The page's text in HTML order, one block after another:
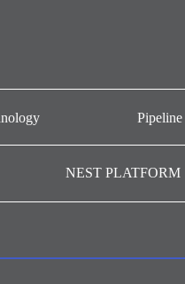
Pipeline
AM201
NEST PLATFORM